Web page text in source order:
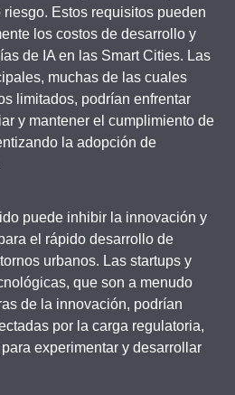
Estos requisitos pueden
los costos de desarrollo y
de IA en las Smart Cities. Las
muchas de las cuales
limitados, podrían enfrentar
y mantener el cumplimiento de
la adopción de
puede inhibir la innovación y
el rápido desarrollo de
urbanos. Las startups y
que son a menudo
de la innovación, podrían
por la carga regulatoria,
experimentar y desarrollar